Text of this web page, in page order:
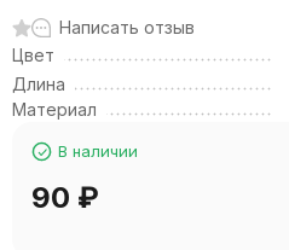
Написать отзыв
Цвет
Длина
Материал
В наличии
90 ₽